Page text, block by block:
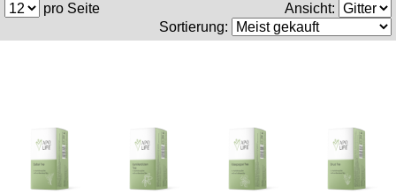
pro Seite
Ansicht:
Sortierung: